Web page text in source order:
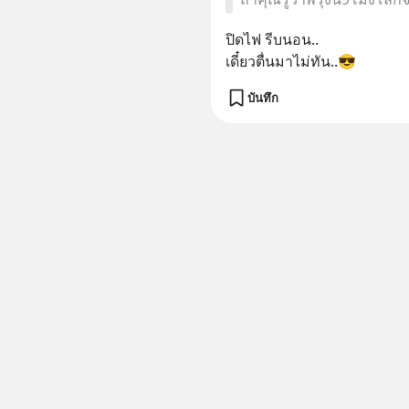
ปิดไฟ รีบนอน..
เดี๋ยวตื่นมาไม่ทัน..😎
บันทึก